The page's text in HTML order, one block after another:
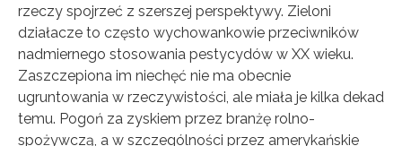
rzeczy spojrzeć z szerszej perspektywy. Zieloni
działacze to często wychowankowie przeciwników
nadmiernego stosowania pestycydów w XX wieku.
Zaszczepiona im niechęć nie ma obecnie
ugruntowania w rzeczywistości, ale miała je kilka dekad
temu. Pogoń za zyskiem przez branżę rolno-
spożywczą, a w szczególności przez amerykańskie